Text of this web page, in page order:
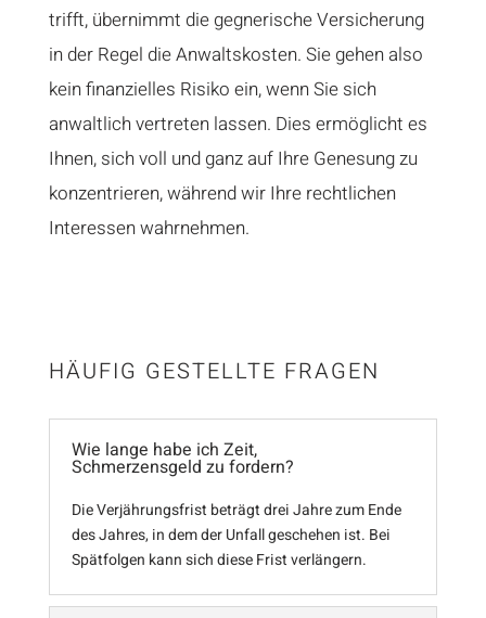
trifft, übernimmt die gegnerische Versicherung
in der Regel die Anwaltskosten. Sie gehen also
kein finanzielles Risiko ein, wenn Sie sich
anwaltlich vertreten lassen. Dies ermöglicht es
Ihnen, sich voll und ganz auf Ihre Genesung zu
konzentrieren, während wir Ihre rechtlichen
Interessen wahrnehmen.
HÄUFIG GESTELLTE FRAGEN
Wie lange habe ich Zeit,
Schmerzensgeld zu fordern?
Die Verjährungsfrist beträgt drei Jahre zum Ende
des Jahres, in dem der Unfall geschehen ist. Bei
Spätfolgen kann sich diese Frist verlängern.